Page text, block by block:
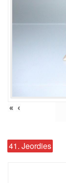
« ‹
41. Jeordies